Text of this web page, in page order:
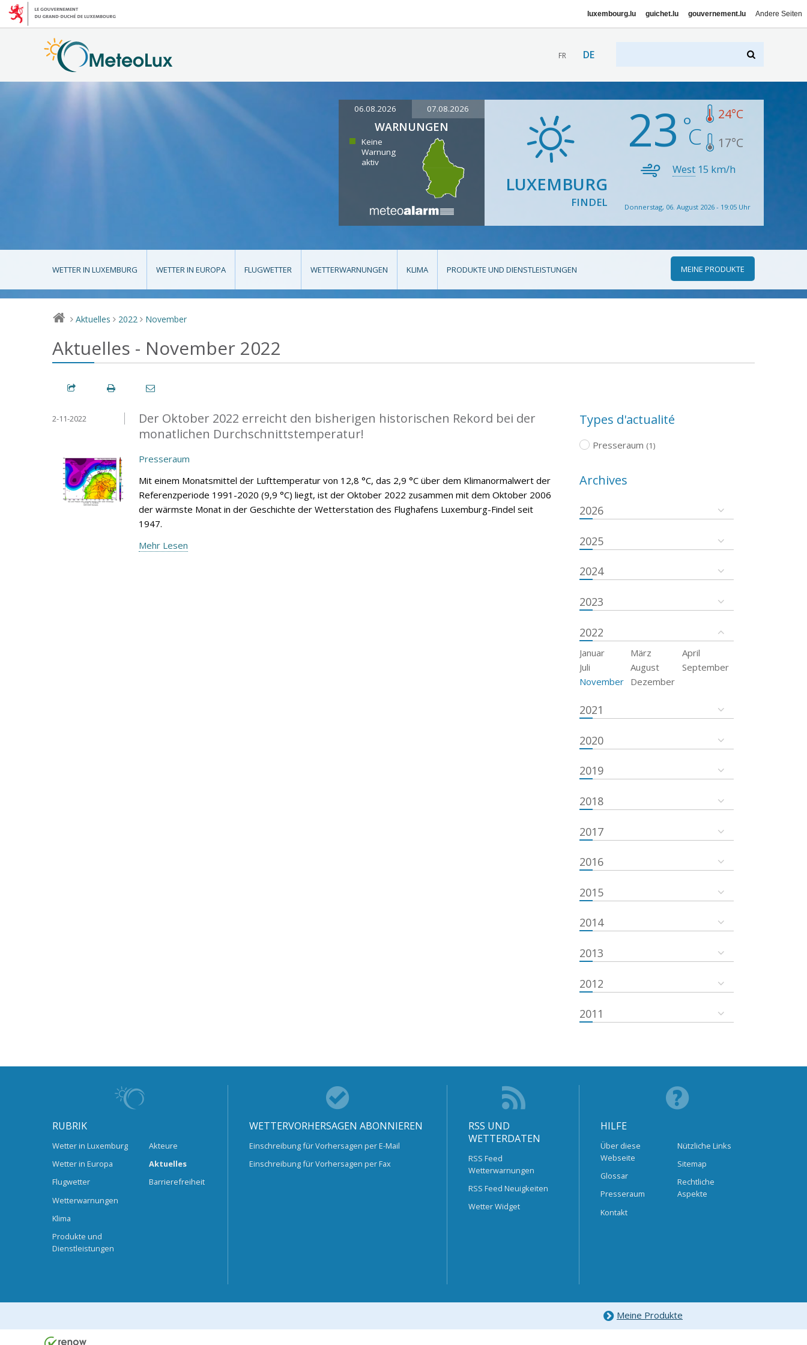
luxembourg.lu guichet.lu gouvernement.lu Andere Seiten
FR DE
06.08.2026 07.08.2026
WARNUNGEN
Keine
Warnung
aktiv
LUXEMBURG
FINDEL
23 24°C
17°C
West 15 km/h
Donnerstag, 06. August 2026 - 19:05 Uhr
WETTER IN LUXEMBURG WETTER IN EUROPA FLUGWETTER WETTERWARNUNGEN KLIMA PRODUKTE UND DIENSTLEISTUNGEN MEINE PRODUKTE
> Aktuelles > 2022 > November
Aktuelles - November 2022
Der Oktober 2022 erreicht den bisherigen historischen Rekord bei der
monatlichen Durchschnittstemperatur!
2-11-2022
Presseraum
Mit einem Monatsmittel der Lufttemperatur von 12,8 °C, das 2,9 °C über dem Klimanormalwert der
Referenzperiode 1991-2020 (9,9 °C) liegt, ist der Oktober 2022 zusammen mit dem Oktober 2006
der wärmste Monat in der Geschichte der Wetterstation des Flughafens Luxemburg-Findel seit
1947.
Mehr Lesen
Types d'actualité
Presseraum (1)
Archives
2026
2025
2024
2023
2022
Januar März
April
Juli
August
September
November
Dezember
2021
2020
2019
2018
2017
2016
2015
2014
2013
2012
2011
RUBRIK
Wetter in Luxemburg
Wetter in Europa
Flugwetter
Wetterwarnungen
Klima
Produkte und
Dienstleistungen
Akteure
Aktuelles
Barrierefreiheit
WETTERVORHERSAGEN ABONNIEREN
Einschreibung für Vorhersagen per E-Mail
Einschreibung für Vorhersagen per Fax
RSS UND
WETTERDATEN
RSS Feed
Wetterwarnungen
RSS Feed Neuigkeiten
Wetter Widget
HILFE
Über diese
Webseite
Glossar
Presseraum
Kontakt
Nützliche Links
Sitemap
Rechtliche
Aspekte
Meine Produkte